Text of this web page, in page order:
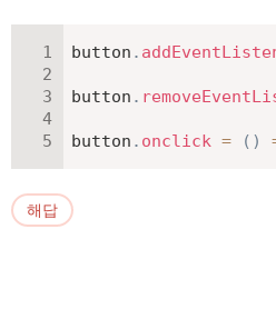
button .
button .
button . onclick = ( )
해답